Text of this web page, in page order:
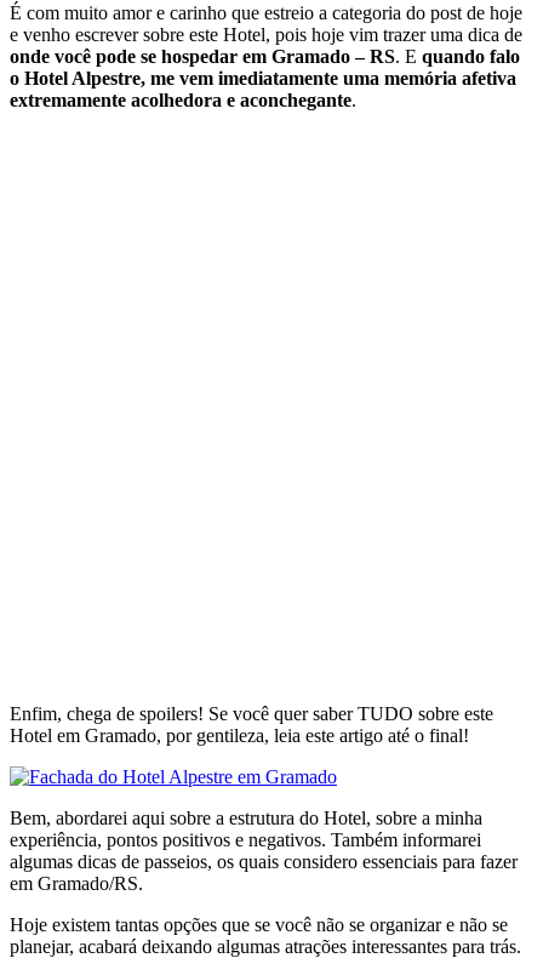
É com muito amor e carinho que estreio a categoria do post de hoje
e venho escrever sobre este Hotel, pois hoje vim trazer uma dica de
onde você pode se hospedar em Gramado – RS. E quando falo
o Hotel Alpestre, me vem imediatamente uma memória afetiva
extremamente acolhedora e aconchegante.
Enfim, chega de spoilers! Se você quer saber TUDO sobre este
Hotel em Gramado, por gentileza, leia este artigo até o final!
Bem, abordarei aqui sobre a estrutura do Hotel, sobre a minha
experiência, pontos positivos e negativos. Também informarei
algumas dicas de passeios, os quais considero essenciais para fazer
em Gramado/RS.
Hoje existem tantas opções que se você não se organizar e não se
planejar, acabará deixando algumas atrações interessantes para trás.